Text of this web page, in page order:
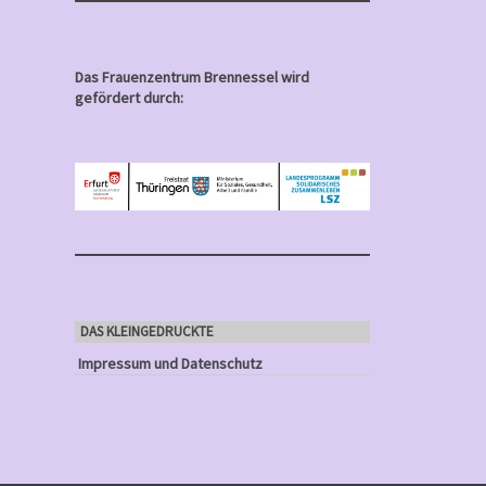
Das Frauenzentrum Brennessel wird
gefördert durch:
DAS KLEINGEDRUCKTE
Impressum und Datenschutz